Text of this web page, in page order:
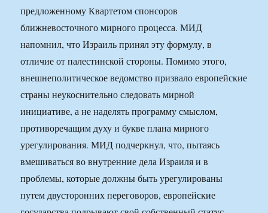
предложенному Квартетом спонсоров
ближневосточного мирного процесса. МИД
напомнил, что Израиль принял эту формулу, в
отличие от палестинской стороны. Помимо этого,
внешнеполитическое ведомство призвало европейские
страны неукоснительно следовать мирной
инициативе, а не наделять программу смыслом,
противоречащим духу и букве плана мирного
урегулирования. МИД подчеркнул, что, пытаясь
вмешиваться во внутренние дела Израиля и в
проблемы, которые должны быть урегулированы
путем двусторонних переговоров, европейские